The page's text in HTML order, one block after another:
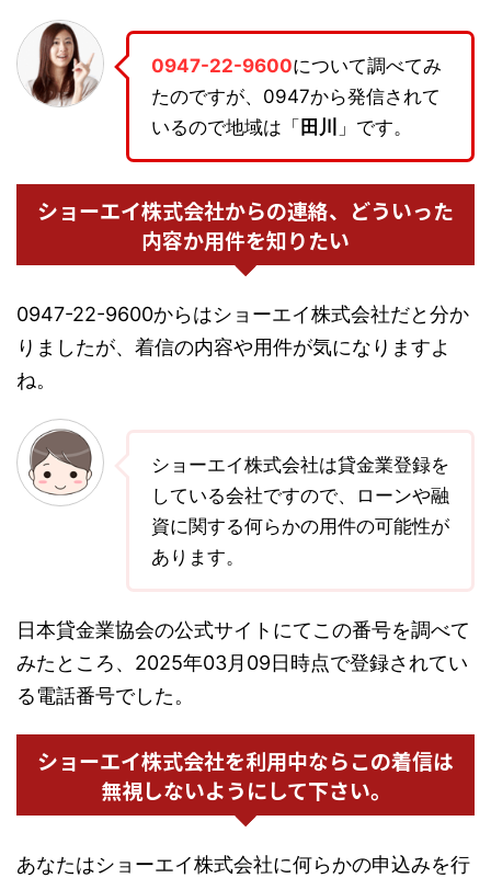
0947-22-9600について調べてみ
たのですが、0947から発信されて
いるので地域は「 田川 」です。
ショーエイ株式会社からの連絡、どういった
内容か用件を知りたい
0947-22-9600からはショーエイ株式会社だと分か
りましたが、着信の内容や用件が気になりますよ
ね。
ショーエイ株式会社は貸金業登録を
している会社ですので、ローンや融
資に関する何らかの用件の可能性が
あります。
日本貸金業協会の公式サイトにてこの番号を調べて
みたところ、2025年03月09日時点で登録されてい
る電話番号でした。
ショーエイ株式会社を利用中ならこの着信は
無視しないようにして下さい。
あなたはショーエイ株式会社に何らかの申込みを行